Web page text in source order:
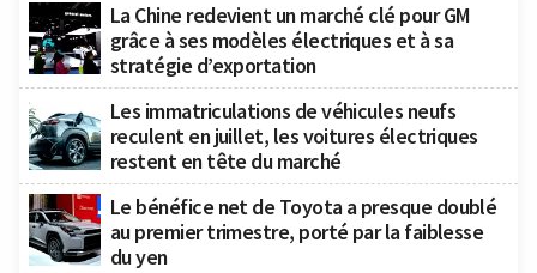
La Chine redevient un marché clé pour GM
grâce à ses modèles électriques et à sa
stratégie d’exportation
Les immatriculations de véhicules neufs
reculent en juillet, les voitures électriques
restent en tête du marché
Le bénéfice net de Toyota a presque doublé
au premier trimestre, porté par la faiblesse
du yen